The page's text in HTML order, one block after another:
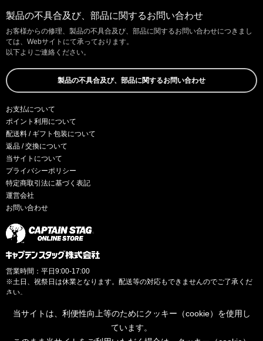
製品の不具合及び、部品に関するお問い合わせ
お客様からの修理、製品の不具合及び、部品に関するお問い合わせにつきまし
ては、Webサイトにて承っております。
以下よりご連絡ください。
製品の不具合及び、部品に関するお問い合わせ
お支払について
ポイント利用について
配送料 / ギフト包装について
返品 / 交換について
当サイトについて
プライバシーポリシー
特定商取引法に基づく表記
運営会社
お問い合わせ
営業時間：平日9:00-17:00
※土日、祝祭日は休業となります。配送等の対応もできませんのでご了承くだ
さい。
当サイトは、利便性向上等のためにクッキー（cookie）を使用し
ています。